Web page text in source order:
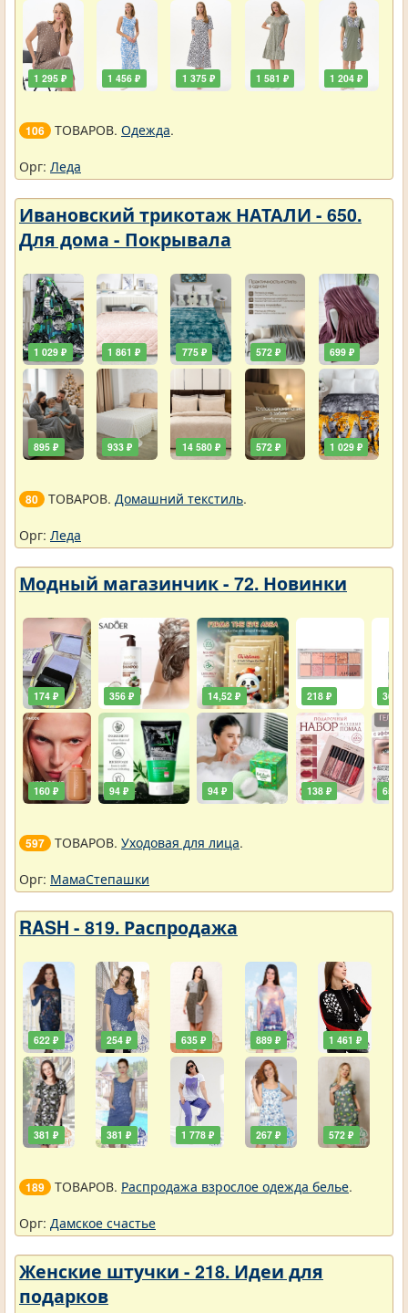
1 295 ₽ 1 456 ₽ 1 375 ₽ 1 581 ₽ 1 204 ₽
106 ТОВАРОВ. Одежда.
Орг: Леда
Ивановский трикотаж НАТАЛИ - 650.
Для дома - Покрывала
1 029 ₽
895 ₽
1 861 ₽
933 ₽
775 ₽
14 580 ₽
572 ₽
572 ₽
699 ₽
1 029 ₽
80 ТОВАРОВ. Домашний текстиль.
Орг: Леда
Модный магазинчик - 72. Новинки
174 ₽
160 ₽
356 ₽
94 ₽
14,52 ₽
94 ₽
218 ₽
138 ₽ 65 ₽
597 ТОВАРОВ. Уходовая для лица.
Орг: МамаСтепашки
RASH - 819. Распродажа
622 ₽
381 ₽
254 ₽
381 ₽
635 ₽
1 778 ₽
889 ₽
267 ₽
1 461 ₽
572 ₽
189 ТОВАРОВ. Распродажа взрослое одежда белье.
Орг: Дамское счастье
Женские штучки - 218. Идеи для
подарков